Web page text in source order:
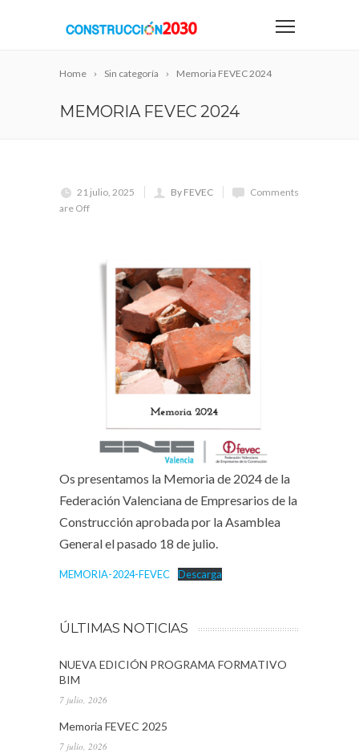
Home Sin categoría Memoria FEVEC 2024
MEMORIA FEVEC 2024
21 julio, 2025 By FEVEC
Comments
are Off
Os presentamos la Memoria de 2024 de la
Federación Valenciana de Empresarios de la
Construcción aprobada por la Asamblea
General el pasado 18 de julio.
MEMORIA-2024-FEVEC Descarga
ÚLTIMAS NOTICIAS
NUEVA EDICIÓN PROGRAMA FORMATIVO
BIM
7 julio, 2026
Memoria FEVEC 2025
7 julio, 2026